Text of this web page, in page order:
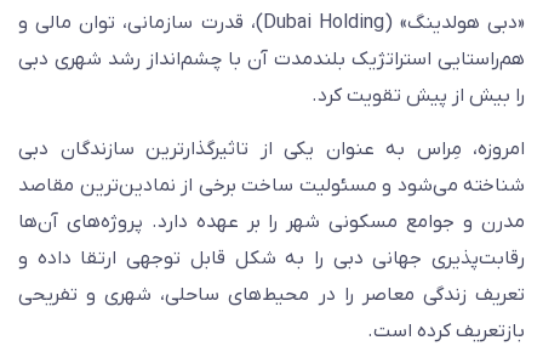
«دبی هولدینگ» (Dubai Holding)، قدرت سازمانی، توان مالی و
استراتژیک بلندمدت آن با چشم‌انداز رشد شهری دبی
بیش از پیش تقویت کرد.
مِراس به عنوان یکی از تاثیرگذارترین سازندگان دبی
می‌شود و مسئولیت ساخت برخی از نمادین‌ترین مقاصد
و جوامع مسکونی شهر را بر عهده دارد. پروژه‌های آن‌ها
جهانی دبی را به شکل قابل توجهی ارتقا داده و
زندگی معاصر را در محیط‌های ساحلی، شهری و تفریحی
کرده است.